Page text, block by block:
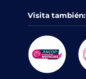
Visita también: